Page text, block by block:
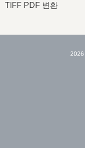
TIFF PDF 변환
2026